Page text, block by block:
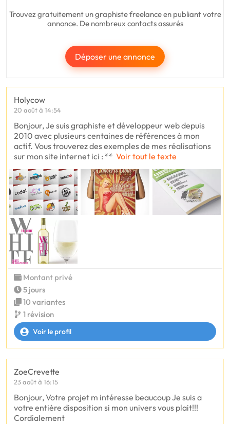
Trouvez gratuitement un graphiste freelance en publiant votre
annonce. De nombreux contacts assurés
Déposer une annonce
Holycow
20 août à 14:54
Bonjour, Je suis graphiste et développeur web depuis
2010 avec plusieurs centaines de références à mon
actif. Vous trouverez des exemples de mes réalisations
sur mon site internet ici : ** Voir tout le texte
Montant privé
5 jours
10 variantes
1 révision
Voir le profil
ZoeCrevette
23 août à 16:15
Bonjour, Votre projet m intéresse beaucoup Je suis a
votre entière disposition si mon univers vous plait!!!
Cordialement